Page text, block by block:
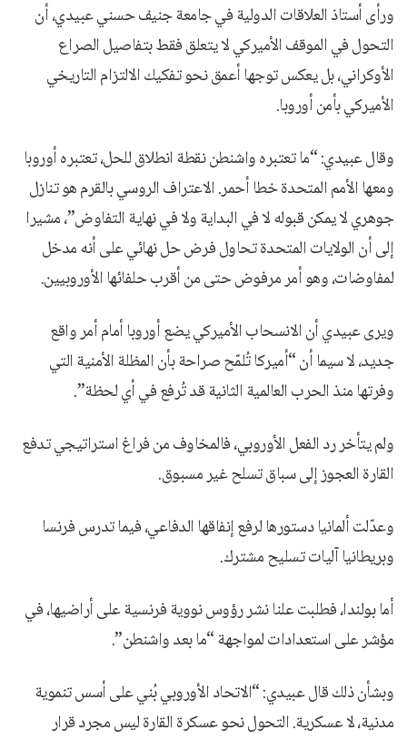
ورأى أستاذ العلاقات الدولية في جامعة جنيف حسني عبيدي، أن
التحول في الموقف الأميركي لا يتعلق فقط بتفاصيل الصراع
الأوكراني، بل يعكس توجها أعمق نحو تفكيك الالتزام التاريخي
الأميركي بأمن أوروبا.
وقال عبيدي: “ما تعتبره واشنطن نقطة انطلاق للحل، تعتبره أوروبا
ومعها الأمم المتحدة خطا أحمر. الاعتراف الروسي بالقرم هو تنازل
جوهري لا يمكن قبوله لا في البداية ولا في نهاية التفاوض”، مشيرا
إلى أن الولايات المتحدة تحاول فرض حل نهائي على أنه مدخل
لمفاوضات، وهو أمر مرفوض حتى من أقرب حلفائها الأوروبيين.
ويرى عبيدي أن الانسحاب الأميركي يضع أوروبا أمام أمر واقع
جديد، لا سيما أن “أميركا تُلمّح صراحة بأن المظلة الأمنية التي
وفرتها منذ الحرب العالمية الثانية قد تُرفع في أي لحظة”.
ولم يتأخر رد الفعل الأوروبي، فالمخاوف من فراغ استراتيجي تدفع
القارة العجوز إلى سباق تسلح غير مسبوق.
وعدّلت ألمانيا دستورها لرفع إنفاقها الدفاعي، فيما تدرس فرنسا
وبريطانيا آليات تسليح مشترك.
أما بولندا، فطلبت علنا نشر رؤوس نووية فرنسية على أراضيها، في
مؤشر على استعدادات لمواجهة “ما بعد واشنطن”.
وبشأن ذلك قال عبيدي: “الاتحاد الأوروبي بُني على أسس تنموية
مدنية، لا عسكرية. التحول نحو عسكرة القارة ليس مجرد قرار